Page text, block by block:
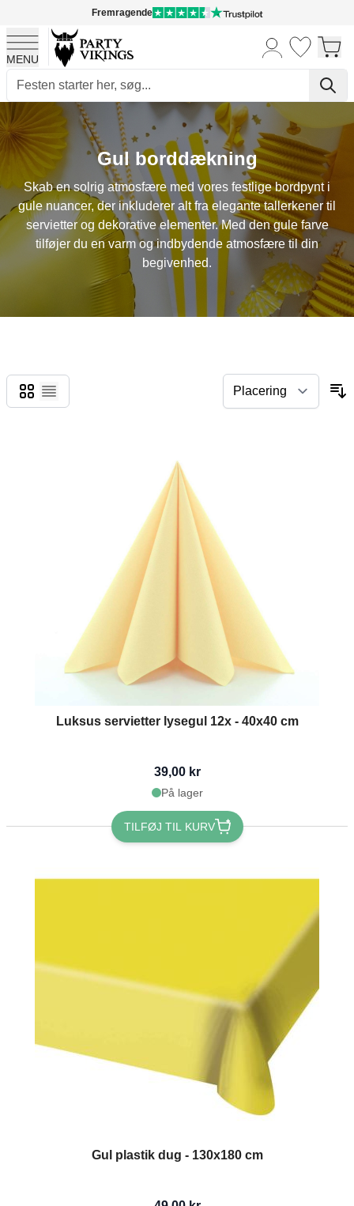
Fremragende
MENU
Skip to Content
Gul borddækning
Skab en solrig atmosfære med vores festlige bordpynt i
gule nuancer, der inkluderer alt fra elegante tallerkener til
servietter og dekorative elementer. Med den gule farve
tilføjer du en varm og indbydende atmosfære til din
begivenhed.
Gitter
Liste
Luksus servietter lysegul 12x - 40x40 cm
39,00 kr
På lager
TILFØJ TIL KURV
Gul plastik dug - 130x180 cm